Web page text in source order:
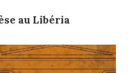
au Libéria